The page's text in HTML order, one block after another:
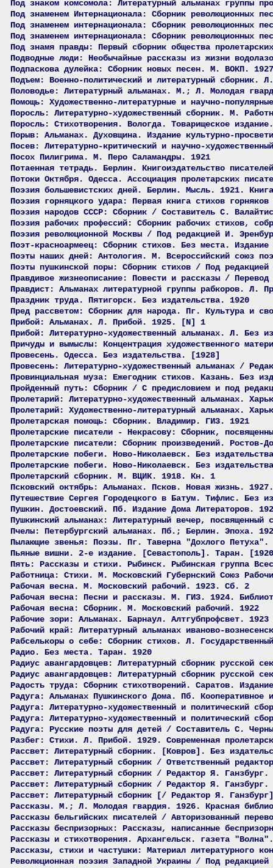
Под знаком комсомола: Литературный альманах группы
Под знаменем Интернационала: Сборник революционных
Под знаменем интернационала: Сборник революционных
Под знаменем интернационала: Сборник революционных
Под знамя правды: Первый сборник общества
Подводные люди: Необычайные рассказы из жизни
Подпаскова дулейка: Сборник новых песен. М. ВОКП.
Подъем: Военно-политический и литературный сборник.
Половодье: Литературный альманах. М.; Л. Молодая
Помощь: Художественно-литературные и научно-
Поросль: Литературно-художественный сборник. М.
Поросль: Стихотворения. Вологда. Товарищеское
Порыв: Альманах. Духовщина. Издание культурно-
Посев: Литературно-критический и научно-
Посох Пилигрима. М. Перо Саламандры. 1921
Потаенная тетрадь. Берлин. Книгоиздательство
Потоки Октября. Одесса. Ассоциация пролетарских
Поэзия большевистских дней. Берлин. Мысль. 1921.
Поэзия горняцкого удара: Первая книга стихов
Поэзия народов СССР: Сборник / Составитель С.
Поэзия рабочих профессий: Сборник рабочих стихов,
Поэзия революционной Москвы / Под редакцией И.
Поэт-красноармеец: Сборник стихов. Без места.
Поэты наших дней: Антология. М. Всероссийский союз
Поэты пушкинской поры: Сборник стихов / Под
Правдивое жизнеописание: Повести и рассказы /
Правдист: Альманах литературной группы рабкоров. Л.
Праздник труда. Пятигорск. Без издательства. 1920
Пред рассветом: Сборник для народа. Пг. Культура и
Прибой: Альманах. Л. Прибой. 1925. [N] 1
Прибой: Литературно-художественный альманах. Л. Без
Причуды и вымыслы: Концентрация художественного
Провесень. Одесса. Без издательства. [1928]
Провесень: Литературно-художественный альманах /
Провинциальная муза: Ежегодник стихов. Казань. Без
Пройденный путь: Сборник / С предисловием и под
Пролетарий: Литературно-художественный альманах.
Пролетарий: Художественно-литературный альманах.
Пролетарская помощь: Сборник. Владимир. ГИЗ. 1921
Пролетарские писатели - Некрасову: Сборник,
Пролетарские писатели: Сборник произведений.
Пролетарские побеги. Ново-Николаевск. Без
Пролетарские побеги. Ново-Николаевск. Без
Пролетарский сборник. М. ВЦИК. 1918. Кн. 1
Псковский октябрь: Альманах. Псков. Новая жизнь.
Путешествие Сергея Городецкого в Батум. Тифлис. Без
Пушкин. Достоевский. Пб. Издание Дома Литераторов.
Пушкинский альманах: Литературный вечер,
Пчелы: Петербургский альманах. Пб.; Берлин. Эпоха.
Пылающие звенья: Поэзы. Пг. Таверна "Дохлого Петуха".
Пьяные вишни. 2-е издание. [Севастополь]. Таран.
Пять: Рассказы и стихи. Рыбинск. Рыбинская группа
Работница: Стихи. М. Московский Губернский Союз
Рабочая весна. М. Московский рабочий. 1923. Сб. 2
Рабочая весна: Песни и рассказы. М. ГИЗ. 1924.
Рабочая весна: Сборник. М. Московский рабочий. 1922
Рабочие зори: Альманах. Барнаул. Алтгубпрофсвет. 1923
Рабочий край: Литературный альманах иваново-
Рабселькоры о себе: Сборник стихов. Л.
Радио. Без места. Таран. 1920
Радиус авангардовцев: Литературный сборник русской
Радиус авангардовцев: Литературный сборник русской
Радость труда: Сборник стихотворений. Саратов.
Радуга: Альманах Пушкинского Дома. Пб. Кооперативное
Радуга: Литературно-художественный и политический
Радуга: Литературно-художественный и политический
Радуга: Русские поэты для детей / Составитель С.
Разбег: Стихи. Л. Прибой. 1929. Современная
Рассвет: Литературный сборник. [Ковров]. Без
Рассвет: Литературный сборник / Ответственный
Рассвет: Литературный сборник / Редактор Я.
Рассвет: Литературный сборник / Редактор Я.
Рассвет: Литературный сборник [/ Редактор Я.
Рассказы. М.; Л. Молодая гвардия. 1926. Красная
Рассказы бельгийских писателей / Авторизованный
Рассказы беспризорных: Рассказы, написанные
Рассказы и стихотворения. Архангельск. газета
Рассказы, стихи и частушки: Материал литературного
Революционная поэзия Западной Украины / Под